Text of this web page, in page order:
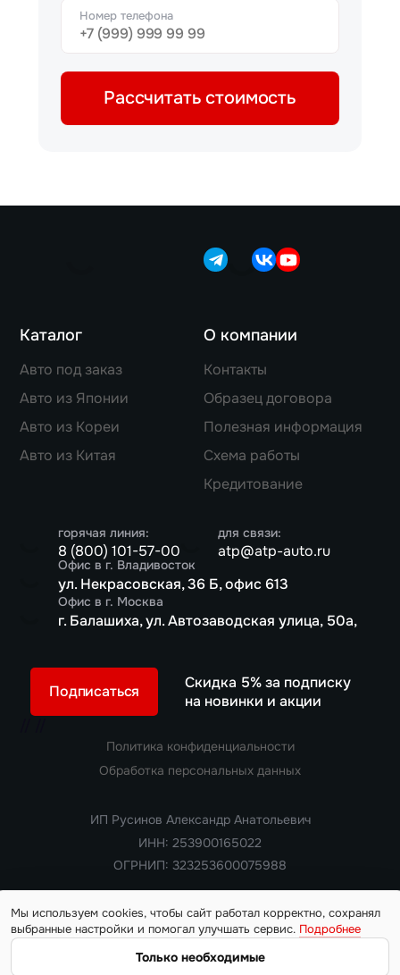
Номер телефона
Рассчитать стоимость
Каталог
Авто под заказ
Авто из Японии
Авто из Кореи
Авто из Китая
О компании
Контакты
Образец договора
Полезная информация
Схема работы
Кредитование
горячая линия:
8 (800) 101-57-00
для связи:
atp@atp-auto.ru
Офис в г. Владивосток
ул. Некрасовская, 36 Б, офис 613
Офис в г. Москва
г. Балашиха, ул. Автозаводская улица, 50а,
Скидка 5% за подписку
на новинки и акции
Подписаться
Copyright 2018 — 2026. Все права защищены
Информация на сайте носит ознакомительный характер и не
Политика конфиденциальности
Обработка персональных данных
ИП Русинов Александр Анатольевич
ИНН: 253900165022
ОГРНИП: 323253600075988
Мы используем cookies, чтобы сайт работал корректно, сохранял
выбранные настройки и помогал улучшать сервис. Подробнее
Только необходимые